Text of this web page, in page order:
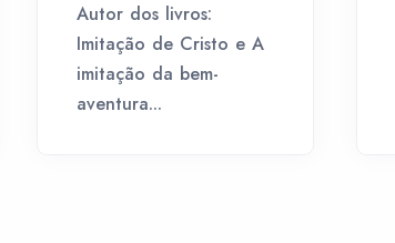
Autor dos livros:
Imitação de Cristo e A
imitação da bem-
aventura...